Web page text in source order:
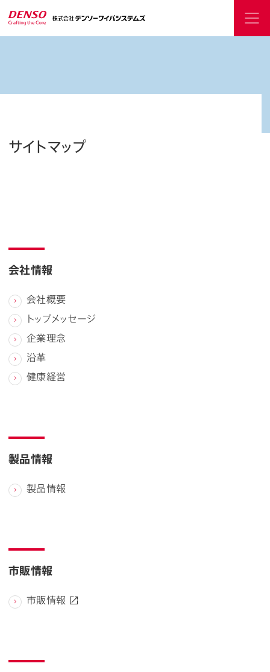
サイトマップ
会社情報
会社概要
トップメッセージ
企業理念
沿革
健康経営
製品情報
製品情報
市販情報
市販情報